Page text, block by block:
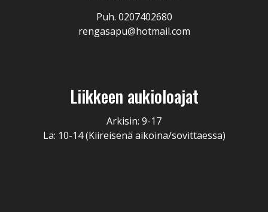
Puh. 0207402680
rengasapu@hotmail.com
Liikkeen aukioloajat
Arkisin: 9-17
La: 10-14 (Kiireisenä aikoina/sovittaessa)